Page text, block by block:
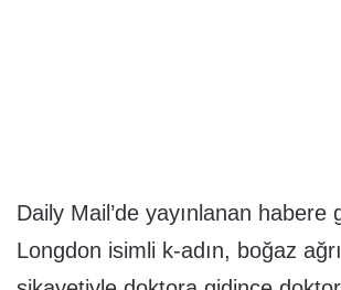
Daily Mail’de yayınlanan habere
Longdon isimli k-adın, boğaz